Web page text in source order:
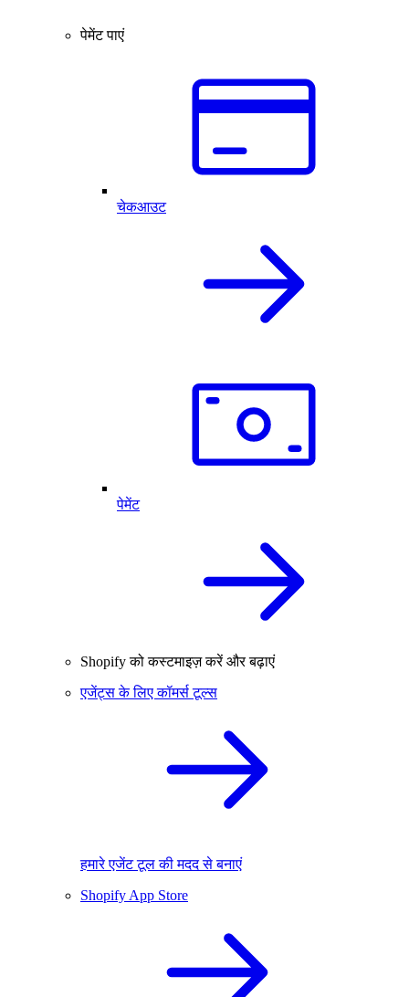
पेमेंट पाएं
चेकआउट
पेमेंट
Shopify को कस्टमाइज़ करें और बढ़ाएं
एजेंट्स के लिए कॉमर्स टूल्स
हमारे एजेंट टूल की मदद से बनाएं
Shopify App Store